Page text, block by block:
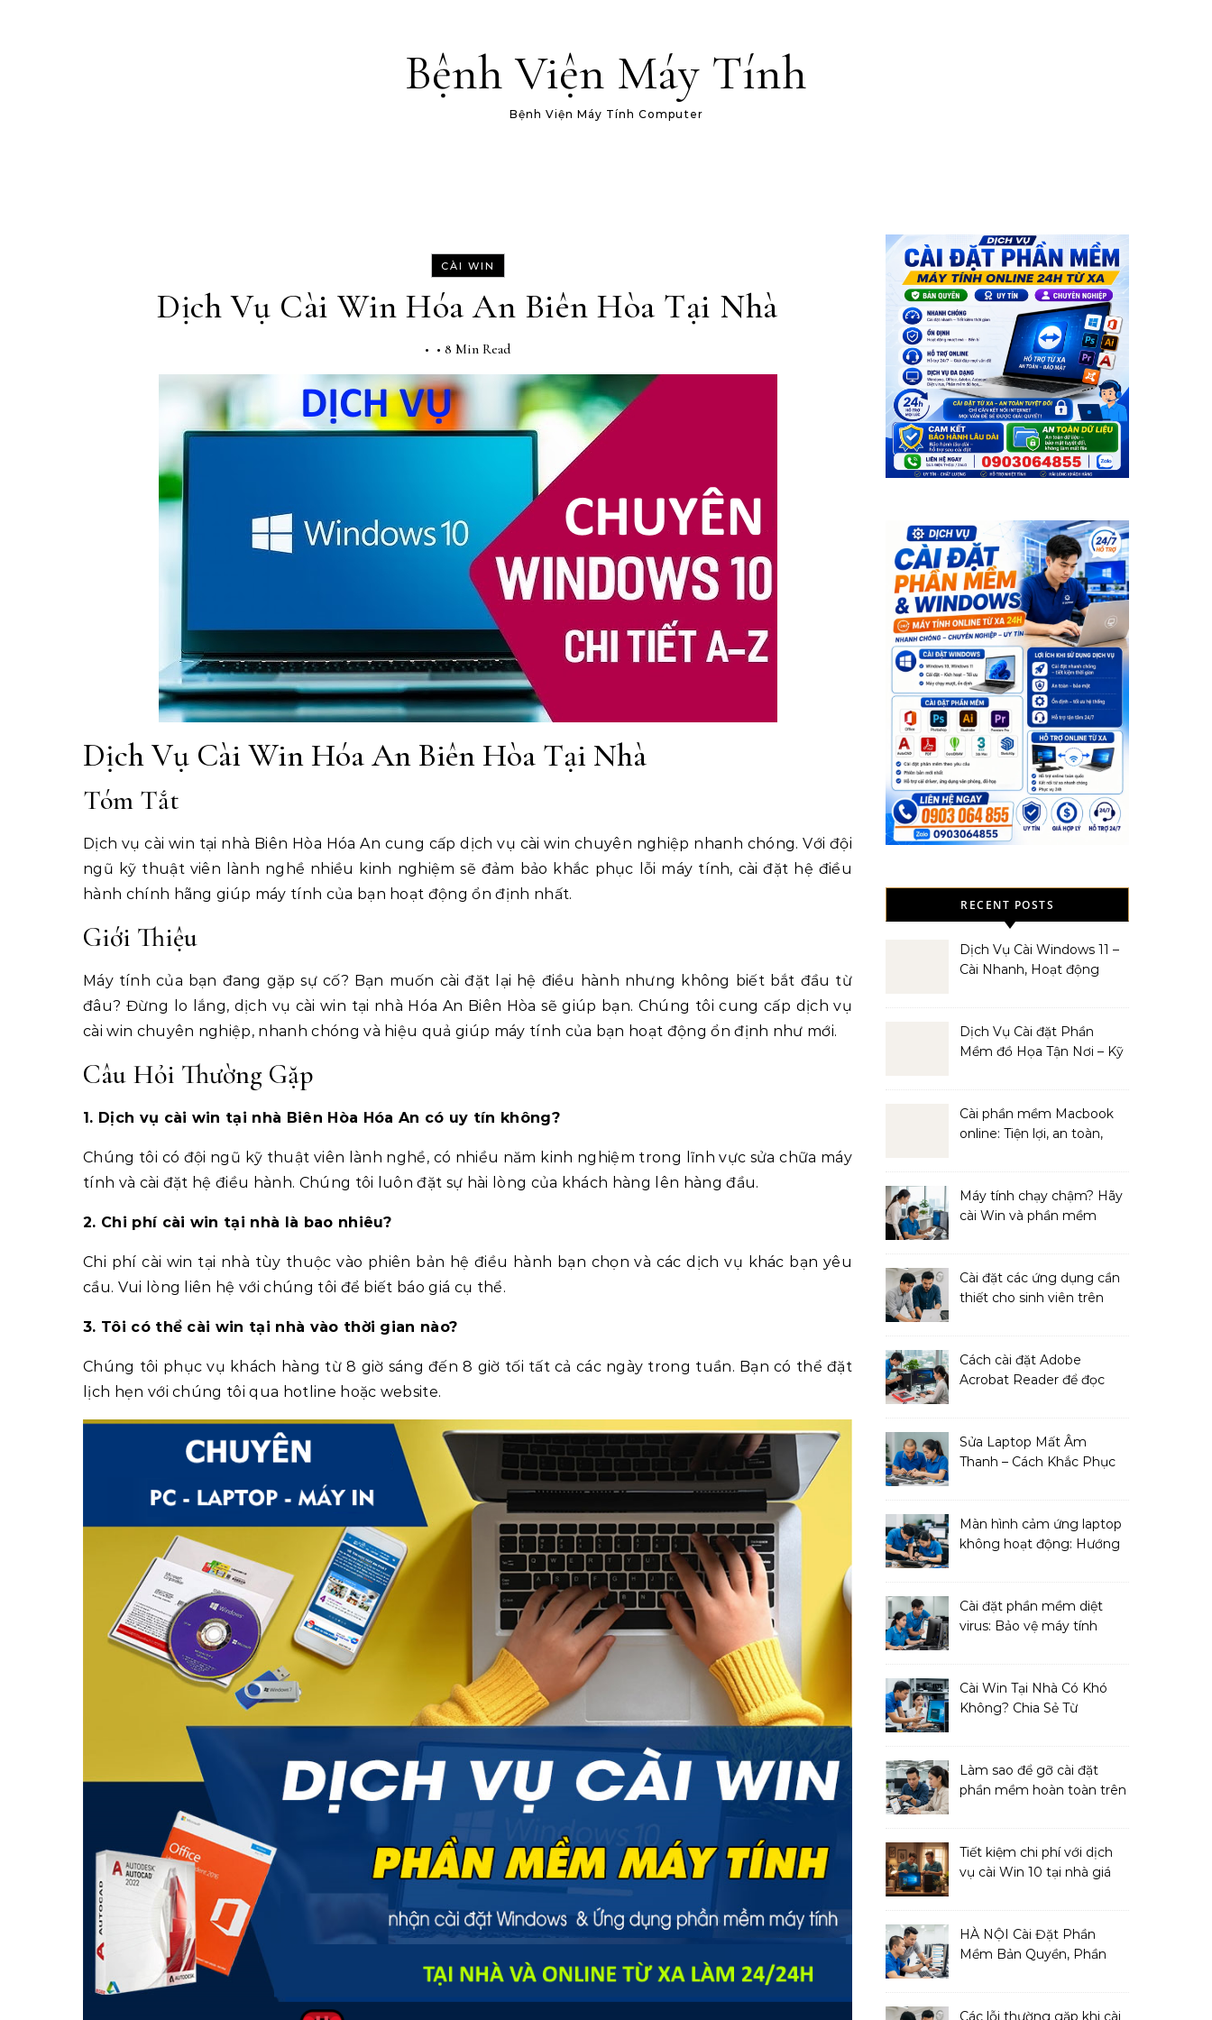
Bệnh Viện Máy Tính
Bệnh Viện Máy Tính Computer
CÀI WIN
Dịch Vụ Cài Win Hóa An Biên Hòa Tại Nhà
• • 8 Min Read
Dịch Vụ Cài Win Hóa An Biên Hòa Tại Nhà
Tóm Tắt
Dịch vụ cài win tại nhà Biên Hòa Hóa An cung cấp dịch vụ cài win chuyên nghiệp nhanh chóng. Với đội
ngũ kỹ thuật viên lành nghề nhiều kinh nghiệm sẽ đảm bảo khắc phục lỗi máy tính, cài đặt hệ điều
hành chính hãng giúp máy tính của bạn hoạt động ổn định nhất.
Giới Thiệu
Máy tính của bạn đang gặp sự cố? Bạn muốn cài đặt lại hệ điều hành nhưng không biết bắt đầu từ
đâu? Đừng lo lắng, dịch vụ cài win tại nhà Hóa An Biên Hòa sẽ giúp bạn. Chúng tôi cung cấp dịch vụ
cài win chuyên nghiệp, nhanh chóng và hiệu quả giúp máy tính của bạn hoạt động ổn định như mới.
Câu Hỏi Thường Gặp
1. Dịch vụ cài win tại nhà Biên Hòa Hóa An có uy tín không?
Chúng tôi có đội ngũ kỹ thuật viên lành nghề, có nhiều năm kinh nghiệm trong lĩnh vực sửa chữa máy
tính và cài đặt hệ điều hành. Chúng tôi luôn đặt sự hài lòng của khách hàng lên hàng đầu.
2. Chi phí cài win tại nhà là bao nhiêu?
Chi phí cài win tại nhà tùy thuộc vào phiên bản hệ điều hành bạn chọn và các dịch vụ khác bạn yêu
cầu. Vui lòng liên hệ với chúng tôi để biết báo giá cụ thể.
3. Tôi có thể cài win tại nhà vào thời gian nào?
Chúng tôi phục vụ khách hàng từ 8 giờ sáng đến 8 giờ tối tất cả các ngày trong tuần. Bạn có thể đặt
lịch hẹn với chúng tôi qua hotline hoặc website.
RECENT POSTS
Dịch Vụ Cài Windows 11 –
Cài Nhanh, Hoạt động
Dịch Vụ Cài đặt Phần
Mềm đồ Họa Tận Nơi – Kỹ
Cài phần mềm Macbook
online: Tiện lợi, an toàn,
Máy tính chạy chậm? Hãy
cài Win và phần mềm
Cài đặt các ứng dụng cần
thiết cho sinh viên trên
Cách cài đặt Adobe
Acrobat Reader để đọc
Sửa Laptop Mất Âm
Thanh – Cách Khắc Phục
Màn hình cảm ứng laptop
không hoạt động: Hướng
Cài đặt phần mềm diệt
virus: Bảo vệ máy tính
Cài Win Tại Nhà Có Khó
Không? Chia Sẻ Từ
Làm sao để gỡ cài đặt
phần mềm hoàn toàn trên
Tiết kiệm chi phí với dịch
vụ cài Win 10 tại nhà giá
HÀ NỘI Cài Đặt Phần
Mềm Bản Quyền, Phần
Các lỗi thường gặp khi cài